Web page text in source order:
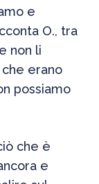
e
O., tra
non li
erano
possiamo
che è
e